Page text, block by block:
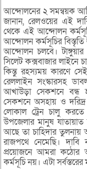
আন্দোলনের ২ সমন্বয়ক
জানান, রেলওয়ের এই
থেকে এই আন্দোলন
আন্দোলন কর্মসূচির
আন্দোলন চলবে।
সিলেট কক্সবাজার লাইনে
কিন্তু রহস্যময় কারণে
রেললাইন সংস্কারসহ
আখাউড়া সেকশনে বন্ধ
সেকশনে অসহায় ও দরিদ্র
লোকাল ট্রেন চালু
উপজেলার মানুষ
আছে তা চাহিদার তুলনায়
রাজপথে নেমেছি।
প্রয়োজনে আমরা কঠোর
কর্মসূচি নয়। এটা সর্বস্তরের